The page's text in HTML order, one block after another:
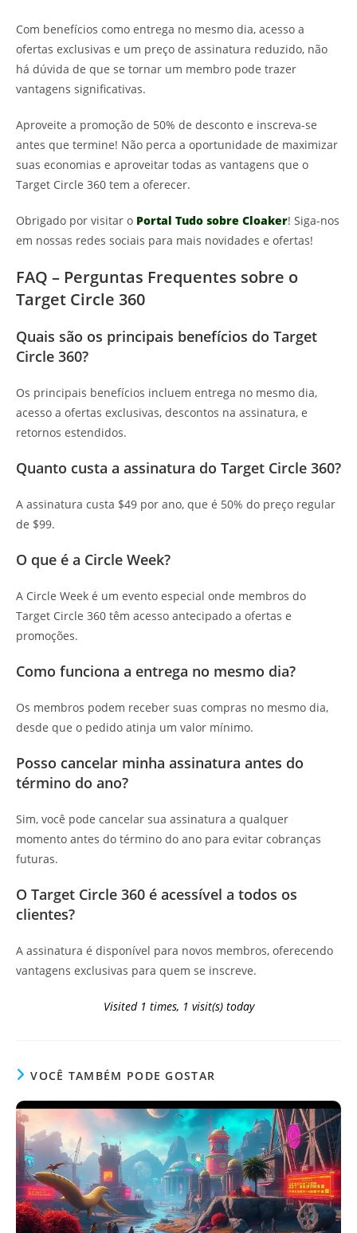
Com benefícios como entrega no mesmo dia, acesso a
ofertas exclusivas e um preço de assinatura reduzido, não
há dúvida de que se tornar um membro pode trazer
vantagens significativas.
Aproveite a promoção de 50% de desconto e inscreva-se
antes que termine! Não perca a oportunidade de maximizar
suas economias e aproveitar todas as vantagens que o
Target Circle 360 tem a oferecer.
Obrigado por visitar o Portal Tudo sobre Cloaker! Siga-nos
em nossas redes sociais para mais novidades e ofertas!
FAQ – Perguntas Frequentes sobre o
Target Circle 360
Quais são os principais benefícios do Target
Circle 360?
Os principais benefícios incluem entrega no mesmo dia,
acesso a ofertas exclusivas, descontos na assinatura, e
retornos estendidos.
Quanto custa a assinatura do Target Circle 360?
A assinatura custa $49 por ano, que é 50% do preço regular
de $99.
O que é a Circle Week?
A Circle Week é um evento especial onde membros do
Target Circle 360 têm acesso antecipado a ofertas e
promoções.
Como funciona a entrega no mesmo dia?
Os membros podem receber suas compras no mesmo dia,
desde que o pedido atinja um valor mínimo.
Posso cancelar minha assinatura antes do
término do ano?
Sim, você pode cancelar sua assinatura a qualquer
momento antes do término do ano para evitar cobranças
futuras.
O Target Circle 360 é acessível a todos os
clientes?
A assinatura é disponível para novos membros, oferecendo
vantagens exclusivas para quem se inscreve.
Visited 1 times, 1 visit(s) today
VOCÊ TAMBÉM PODE GOSTAR